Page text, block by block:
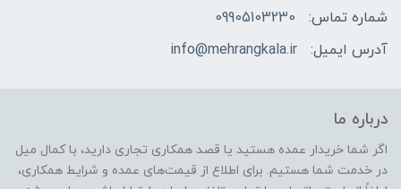
شماره تماس:
09905103230
آدرس ایمیل:
info@mehrangkala.ir
درباره ما
اگر شما خریدار عمده هستید یا قصد همکاری تجاری دارید، با کمال میل
در خدمت شما هستیم. برای اطلاع از قیمت‌های عمده و شرایط همکاری،